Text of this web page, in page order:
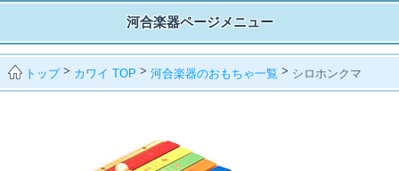
河合楽器ページメニュー
トップ> カワイ TOP >河合楽器のおもちゃ一覧 > シロホンクマ